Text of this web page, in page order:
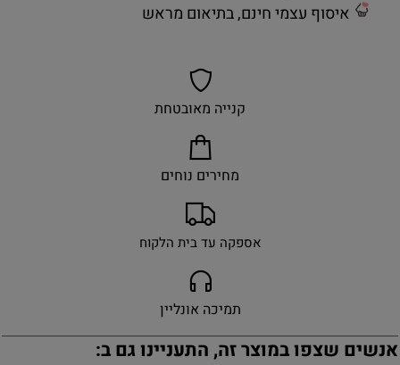
איסוף עצמי חינם, בתיאום מראש
קנייה מאובטחת
מחירים נוחים
אספקה עד בית הלקוח
תמיכה אונליין
אנשים שצפו במוצר זה, התעניינו גם ב: